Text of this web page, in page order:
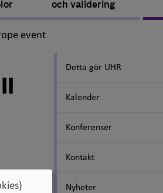
och validering
event,
Detta gör UHR
Kalender
Konferenser
Kontakt
Nyheter